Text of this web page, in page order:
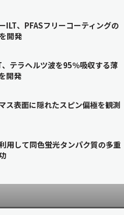
ILT、PFASフリーコーティングの
開発
テラヘルツ波を95％吸収する薄
開発
ス表面に隠れたスピン偏極を観測
用して同色蛍光タンパク質の多重